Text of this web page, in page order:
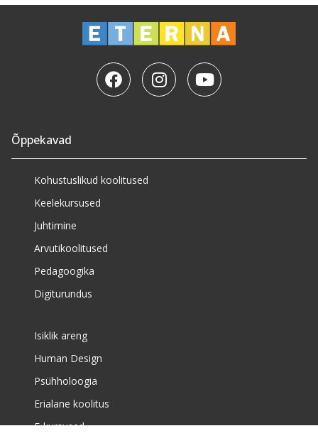
Õppekavad
Kohustuslikud koolitused
Keelekursused
Juhtimine
Arvutikoolitused
Pedagoogika
Digiturundus
Isiklik areng
Human Design
Psühholoogia
Erialane koolitus
E-kursused